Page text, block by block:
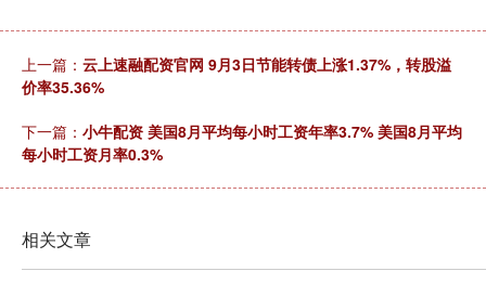
上一篇： 云上速融配资官网 9月3日节能转债上涨1.37%，转股溢
价率35.36%
下一篇： 小牛配资 美国8月平均每小时工资年率3.7% 美国8月平均
每小时工资月率0.3%
相关文章